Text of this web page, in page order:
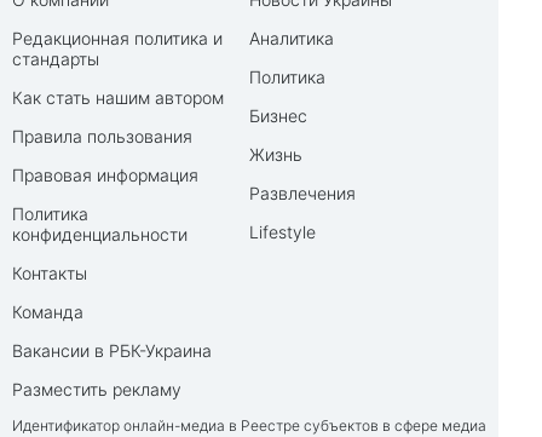
Редакционная политика и
стандарты
Как стать нашим автором
Правила пользования
Правовая информация
Политика
конфиденциальности
Контакты
Команда
Вакансии в РБК-Украина
Разместить рекламу
Аналитика
Политика
Бизнес
Жизнь
Развлечения
Lifestyle
Идентификатор онлайн-медиа в Реестре субъектов в сфере медиа